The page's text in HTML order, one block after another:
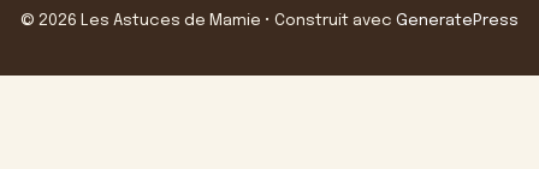
© 2026 Les Astuces de Mamie • Construit avec GeneratePress